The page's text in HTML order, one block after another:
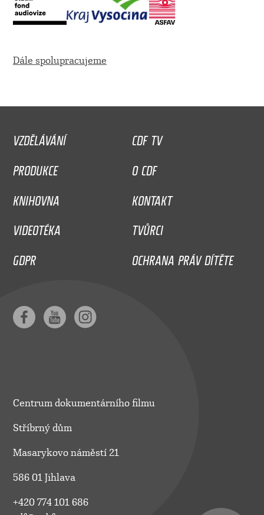
Dále spolupracujeme
VZDĚLÁVÁNÍ
CDF TV
PRODUKCE
O CDF
KNIHOVNA
KONTAKT
VIDEOTÉKA
TVŮRCI
GDPR
OCHRANA PRÁV DÍTĚTE
Centrum dokumentárního filmu
Stříbrný dům
Masarykovo náměstí 21
586 01 Jihlava
+420 774 101 686